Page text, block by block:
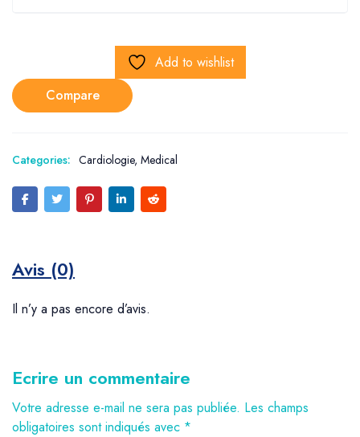
Add to wishlist
Compare
Categories: Cardiologie, Medical
Avis (0)
Il n’y a pas encore d’avis.
Ecrire un commentaire
Votre adresse e-mail ne sera pas publiée. Les champs
obligatoires sont indiqués avec *